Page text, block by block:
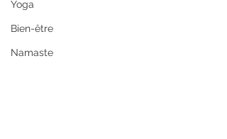
Yoga
Bien-être
Namaste